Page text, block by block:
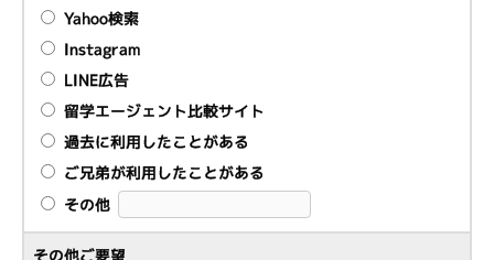
Yahoo検索
Instagram
LINE広告
留学エージェント比較サイト
過去に利用したことがある
ご兄弟が利用したことがある
その他
その他ご要望